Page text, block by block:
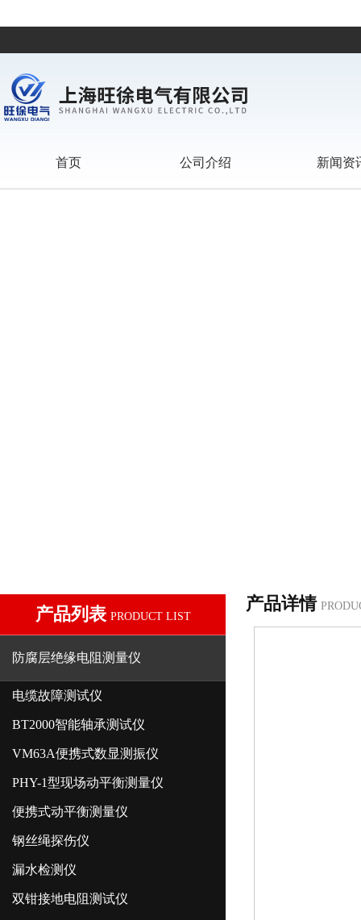
首页 公司介绍 新闻资
产品列表 PRODUCT LIST
防腐层绝缘电阻测量仪
电缆故障测试仪
BT2000智能轴承测试仪
VM63A便携式数显测振仪
PHY-1型现场动平衡测量仪
便携式动平衡测量仪
钢丝绳探伤仪
漏水检测仪
双钳接地电阻测试仪
产品详情